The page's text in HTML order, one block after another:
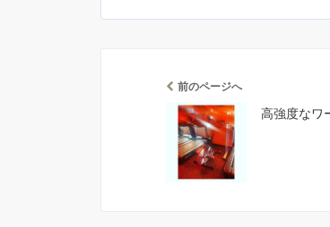
前のページへ
高強度なワ